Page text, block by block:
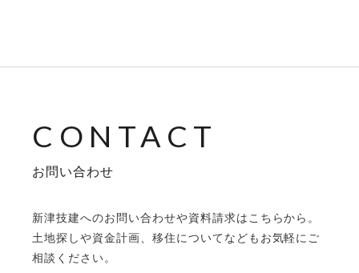
お問い合わせ
新津技建へのお問い合わせや資料請求はこちらから。
土地探しや資金計画、移住についてなどもお気軽にご
相談ください。